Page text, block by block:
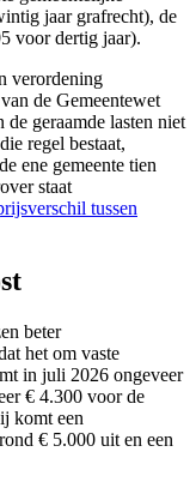
jaar grafrecht), de
voor dertig jaar).
verordening
de Gemeentewet
de geraamde lasten niet
regel bestaat,
ene gemeente tien
staat
tussen
beter
het om vaste
in juli 2026 ongeveer
€ 4.300 voor de
komt een
€ 5.000 uit en een